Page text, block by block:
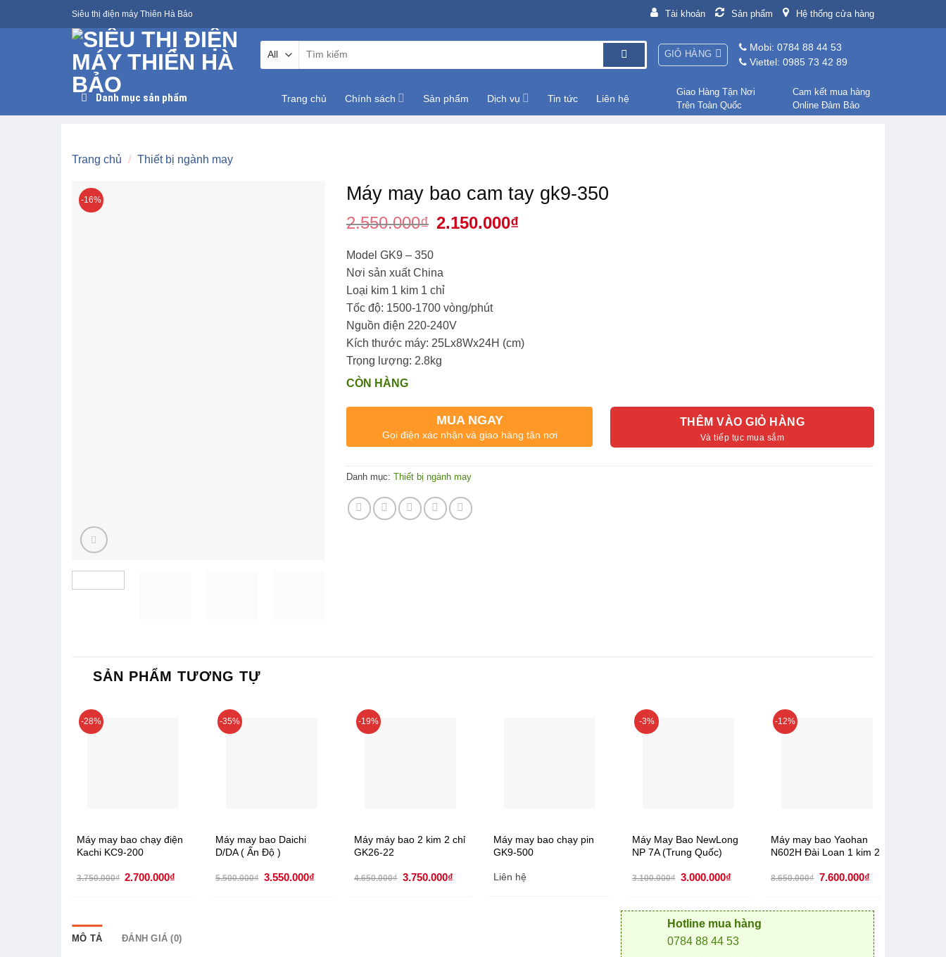
to
Siêu thị điện máy Thiên Hà Bảo Tài khoản Sản phẩm Hệ thống cửa hàng
kiếm:
GIỎ HÀNG
Mobi: 0784 88 44 53
Viettel: 0985 73 42 89
Danh mục sản phẩm Trang chủ Chính sách Sản phẩm Dịch vụ Tin tức Liên hệ
Giao Hàng Tận Nơi
Trên Toàn Quốc
Cam kết mua hàng
Online Đảm Bảo
Trang chủ / Thiết bị ngành may
-16% Máy may bao cam tay gk9-350
2.550.000₫
Giá
gốc
2.150.000₫Giá
Model GK9 – 350
Nơi sản xuất China
Loại kim 1 kim 1 chỉ
Tốc độ: 1500-1700 vòng/phút
Nguồn điện 220-240V
Kích thước máy: 25Lx8Wx24H (cm)
Trọng lượng: 2.8kg
CÒN HÀNG
THÊM VÀO GIỎ HÀNG
MUA NGAY
Gọi điện xác nhận và giao hàng tận nơi
Danh mục: Thiết bị ngành may
SẢN PHẨM TƯƠNG TỰ
-28%
Máy may bao chạy điện
Kachi KC9-200
3.750.000₫ Giá
2.700.000₫
-35%
Máy may bao Daichi
D/DA ( Ấn Độ )
5.500.000₫ Giá
3.550.000₫Giá
-19%
Máy máy bao 2 kim 2 chỉ
GK26-22
4.650.000₫ Giá
3.750.000₫
Máy may bao chạy pin
GK9-500
Liên hệ
-3%
Máy May Bao NewLong
NP 7A (Trung Quốc)
3.100.000₫ Giá
3.000.000₫Giá
-12%
Máy may bao Yaohan
N602H Đài Loan 1 kim 2
8.650.000₫ Giá
7.600.000₫
7.600.000₫.
MÔ TẢ ĐÁNH GIÁ (0)
Hotline mua hàng
0784 88 44 53